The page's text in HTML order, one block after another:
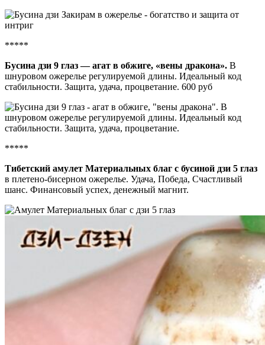
*****
Бусина дзи 9 глаз — агат в обжиге, «вены дракона». В
шнуровом ожерелье регулируемой длины. Идеальный код
стабильности. Защита, удача, процветание. 600 руб
*****
Тибетский амулет Материальных благ с бусиной дзи 5 глаз
в плетено-бисерном ожерелье. Удача, Победа, Счастливый
шанс. Финансовый успех, денежный магнит.